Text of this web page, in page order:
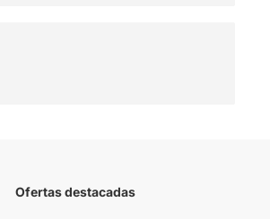
Ofertas destacadas